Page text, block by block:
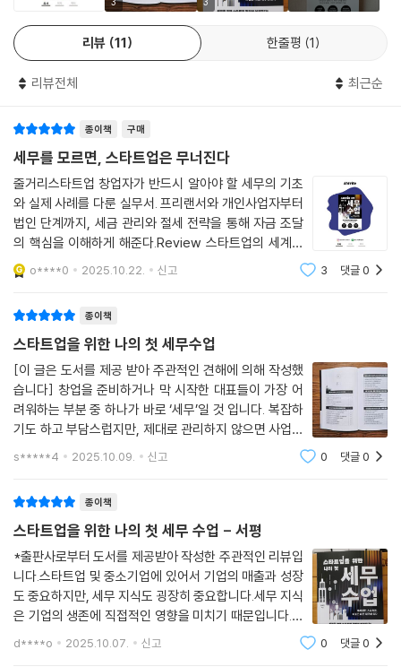
별도의 실체를 만들어 법인 명의로 사업을 한다. 물론 실질적으로는 사업
행위를 하는 사람은 창업자인 법인 대표이지만, 형식적으로 대표는 법인에
소속된 근로자에 해당한다. 이렇듯 사업의 주체가 다르기 때문에 개인사업
자의 경우 사업 명의를 변경하면 개인사업자는 폐업이 되지만, 법인사업자
의 경우에는 대표가 변경되어도 법인사업자는 그대로 유지된다.
법인사업자와 개인사업자의 차이점이 많다. 따라서 사업을 처음 시작하는
단계에서 자신에게 맞는 형태를 선택할 필요가 있다. 만약 소규모 사업을
운영할 목적이라면 상법의 적용을 받지 않는 개인사업자가 설립과 운영 측
면에서 편리하다. 하지만 스타트업을 하는 사람들은 사업을 크게 키워 투
자받고 엑시트를 꿈꾸는 경우가 많으므로 사업 목표가 투자라면 답은 이미
정해져 있다. 투자를 받고 싶다면 법인사업자로 운영해야 한다. 물론 법인
상 규정을 잘 지켜야 하며, 법인 자금을 대표가 개인 용도로 함부로 사용해
등 전문가를 가까이해야 한다. 하지만 스타트업을 시작할 때 반드시 법인
사업자로 해야 하는 것은 아니다. 사업 아이템 검증, 시제품 개발 및 테스트
등을 위해 우선 가볍게 시작하고 싶다면 개인사업자가 좋다. 개인사업자는
설립 등기가 필요 없고 창업자가 빨리 의사결정을 할 수 있기 때문이다. 그
리고 사업자등록을 빨리 해야 하는 경우에도 개인사업자로 시작하는 것이
좋다. 간혹 창업 단계에서 창업지원금을 기한 내에 신청하기 위해 사업자
업자 형태가 유리하다. 사업 초기에 개인사업자로 운영하다 추후 투자 유
치 준비 시 법인으로 전환하면 된다. 개인사업자의 법인 전환 시기와 방법
은 4장에서 자세히 다룰 것이다.
--- p.35~36
스타트업을 성공적으로 키우려면 세무사를 잘 만나야 한다. 성공한 스타트
업 옆에는 항상 유능한 세무사가 있다. 대표가 바쁘기도 하고, 세무의 모든
부분을 다 알지는 못하기 때문이다. 그래서인지 오피스 상권에는 세무사
대한 심도 있는 분석을 통해 투자 유치를 준비하는 모든 스타트업에 좋은
나침반이 되리라고 생각합니다. 세무의 본질을 꿰뚫는 필자의 혜안이 담긴
이 한 권의 책이 당신의 스타트업 여정에 든든한 동반자가 되어 성공적인
엑시트를 앞당기는 결정적인 역할을 하길 바랍니다.
3 3
리뷰 11 한줄평 1
리뷰전체 최근순
종이책 구매
세무를 모르면, 스타트업은 무너진다
줄거리스타트업 창업자가 반드시 알아야 할 세무의 기초
와 실제 사례를 다룬 실무서. 프리랜서와 개인사업자부터
법인 단계까지, 세금 관리와 절세 전략을 통해 자금 조달
의 핵심을 이해하게 해준다.Review 스타트업의 세계에
서 '세무'는 생존과 직결된 언어다.'스타트업을 위한 나의
첫 세무 수업'은 세금 계산서를 다루는 법을 넘어 ‘돈이 들
o****0 2025.10.22. 신고 3 댓글0
종이책
스타트업을 위한 나의 첫 세무수업
[이 글은 도서를 제공 받아 주관적인 견해에 의해 작성했
습니다] 창업을 준비하거나 막 시작한 대표들이 가장 어
려워하는 부분 중 하나가 바로 ‘세무’일 것 입니다. 복잡하
기도 하고 부담스럽지만, 제대로 관리하지 않으면 사업의
성패를 가를 만큼 중요한 문제이기도 하지요. 이 책은 그
s*****4 2025.10.09. 신고 0 댓글0
종이책
스타트업을 위한 나의 첫 세무 수업 - 서평
*출판사로부터 도서를 제공받아 작성한 주관적인 리뷰입
니다.스타트업 및 중소기업에 있어서 기업의 매출과 성장
도 중요하지만, 세무 지식도 굉장히 중요합니다.세무 지식
은 기업의 생존에 직접적인 영향을 미치기 때문입니다.무
조건 세무사에게 맡기기보다는 기본적인 세무 지식을 공
d****o 2025.10.07. 신고 0 댓글0